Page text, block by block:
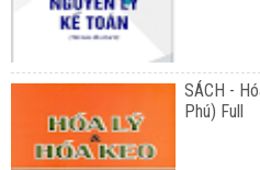
SÁCH -
Phú) Full